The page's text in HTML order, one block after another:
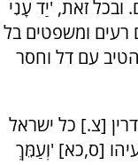
זאת, 'יַד עָנִי
רעים ומשפטים בל
עם דל וחסר
[צ.] כל ישראל
[ס,כא] 'וְעַמֵּךְ